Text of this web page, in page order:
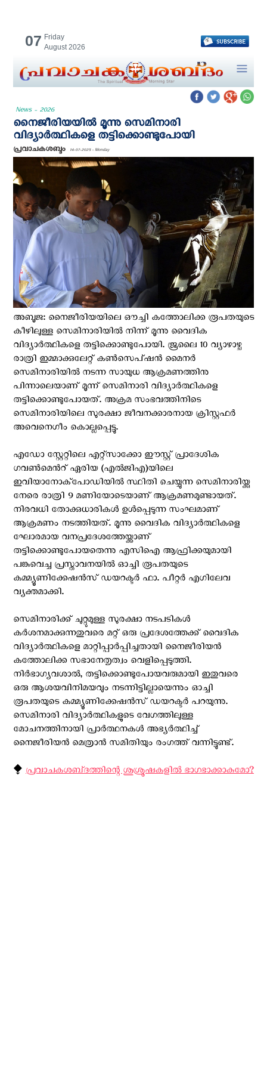
07 Friday
August 2026
News - 2026
നൈജീരിയയില്‍ മൂന്നു സെമിനാരി
വിദ്യാര്‍ത്ഥികളെ തട്ടിക്കൊണ്ടുപോയി
പ്രവാചകശബ്ദം 14-07-2025 - Monday
അബൂജ: നൈജീരിയയിലെ ഔച്ചി കത്തോലിക്ക രൂപതയുടെ
കീഴിലുള്ള സെമിനാരിയില്‍ നിന്ന് മൂന്നു വൈദിക
വിദ്യാര്‍ത്ഥികളെ തട്ടിക്കൊണ്ടുപോയി. ജൂലൈ 10 വ്യാഴാഴ്ച
രാത്രി ഇമ്മാക്കുലേറ്റ് കൺസെപ്ഷൻ മൈനർ
സെമിനാരിയിൽ നടന്ന സായുധ ആക്രമണത്തിനു
പിന്നാലെയാണ് മൂന്ന് സെമിനാരി വിദ്യാർത്ഥികളെ
തട്ടിക്കൊണ്ടുപോയത്. അക്രമ സംഭവത്തിനിടെ
സെമിനാരിയിലെ സുരക്ഷാ ജീവനക്കാരനായ ക്രിസ്റ്റഫർ
അവെനെഗീം കൊല്ലപ്പെട്ടു.
എഡോ സ്റ്റേറ്റിലെ എറ്റ്സാക്കോ ഈസ്റ്റ് പ്രാദേശിക
ഗവണ്‍മെന്‍റ് ഏരിയ (എൽജിഎ)യിലെ
ഇവിയാനോക്പോഡിയിൽ സ്ഥിതി ചെയ്യുന്ന സെമിനാരിയ്ക്കു
നേരെ രാത്രി 9 മണിയോടെയാണ് ആക്രമണമുണ്ടായത്.
നിരവധി തോക്കുധാരികൾ ഉള്‍പ്പെടുന്ന സംഘമാണ്
ആക്രമണം നടത്തിയത്. മൂന്നു വൈദിക വിദ്യാര്‍ത്ഥികളെ
ഘോരമായ വനപ്രദേശത്തേയ്ക്കാണ്
തട്ടിക്കൊണ്ടുപോയതെന്നു എസിഐ ആഫ്രിക്കയുമായി
പങ്കുവെച്ച പ്രസ്താവനയിൽ ഓച്ചി രൂപതയുടെ
കമ്മ്യൂണിക്കേഷൻസ് ഡയറക്ടർ ഫാ. പീറ്റർ എഗിലേവ
വ്യക്തമാക്കി.
സെമിനാരിക്ക് ചുറ്റുമുള്ള സുരക്ഷാ നടപടികൾ
കർശനമാക്കുന്നതുവരെ മറ്റ് ഒരു പ്രദേശത്തേക്ക് വൈദിക
വിദ്യാര്‍ത്ഥികളെ മാറ്റിപ്പാർപ്പിച്ചതായി നൈജീരിയൻ
കത്തോലിക്ക സഭാനേതൃത്വം വെളിപ്പെടുത്തി.
നിർഭാഗ്യവശാൽ, തട്ടിക്കൊണ്ടുപോയവരുമായി ഇതുവരെ
ഒരു ആശയവിനിമയവും നടന്നിട്ടില്ലായെന്നും ഓച്ചി
രൂപതയുടെ കമ്മ്യൂണിക്കേഷൻസ് ഡയറക്ടർ പറയുന്നു.
സെമിനാരി വിദ്യാർത്ഥികളുടെ വേഗത്തിലുള്ള
മോചനത്തിനായി പ്രാർത്ഥനകൾ അഭ്യര്‍ത്ഥിച്ച്
നൈജീരിയന്‍ മെത്രാന്‍ സമിതിയും രംഗത്ത് വന്നിട്ടുണ്ട്.
⧪ പ്രവാചകശബ്‌ദത്തിന്റെ ശുശ്രൂഷകളില്‍ ഭാഗഭാക്കാകുമോ?